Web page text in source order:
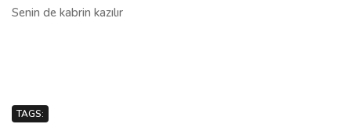
Senin de kabrin kazılır
TAGS: